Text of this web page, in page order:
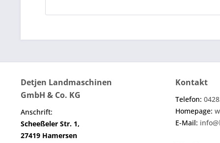
Detjen Landmaschinen
GmbH & Co. KG
Anschrift:
Scheeßeler Str. 1,
27419 Hamersen
Kontakt
Telefon:
Homepage:
E-Mail: